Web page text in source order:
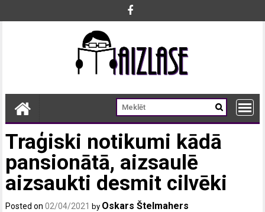
Traģiski notikumi kādā
pansionātā, aizsaulē
aizsaukti desmit cilvēki
Posted on02/04/2021 by Oskars Štelmahers